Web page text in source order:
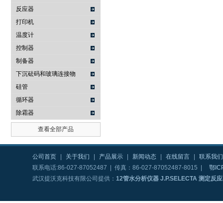
反应器
打印机
温度计
控制器
制备器
下沉砝码和玻璃连接物
硅管
循环器
除霜器
查看全部产品
公司首页 关于我们 产品展示 新闻动态 在线留言
联系我们
联系电话:86-027-87052487 | 传真：86-027-87052487-8015 |
鄂
武汉提沃克科技有限公司提供： 12管水分析仪器 J.P.SELECTA 测定反